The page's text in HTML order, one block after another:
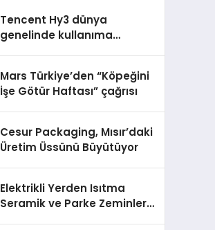
Tencent Hy3 dünya
genelinde kullanıma
Mars Türkiye’den “Köpeğini
İşe Götür Haftası” çağrısı
Cesur Packaging, Mısır’daki
Üretim Üssünü Büyütüyor
Elektrikli Yerden Isıtma
Seramik ve Parke Zeminler